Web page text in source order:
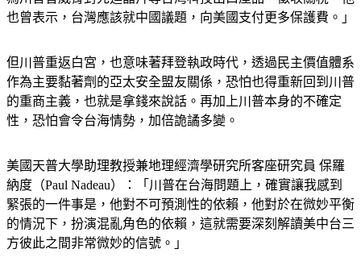
作為主要黏著劑的亞太安全盟友關係，恐怕也得重新回到川普
的重商主義，也就是拿錢來說話。再加上川普本身的不確定
性，恐怕會令台海情勢，加倍詭譎多變。
納度（Paul Nadeau）：「川普在台海問題上，確實讓我感到
緊張的一件事是，他對不可預測性的依賴，他對於在微妙平衡
的情況下，扮演混亂角色的依賴，這就需要深刻解讀美中台三
方彼此之間非常微妙的信號。」